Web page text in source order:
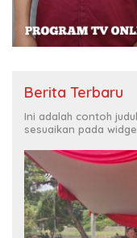
Berita Terbaru
Ini adalah contoh
sesuaikan pada